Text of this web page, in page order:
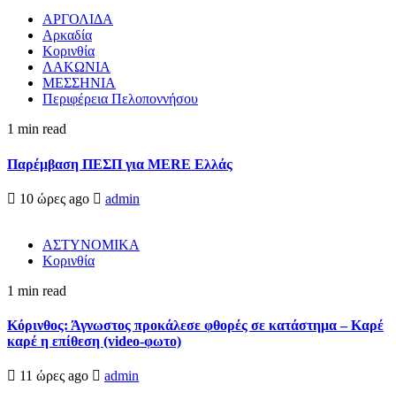
ΑΡΓΟΛΙΔΑ
Αρκαδία
Κορινθία
ΛΑΚΩΝΙΑ
ΜΕΣΣΗΝΙΑ
Περιφέρεια Πελοποννήσου
1 min read
Παρέμβαση ΠΕΣΠ για MERE Ελλάς
10 ώρες ago admin
ΑΣΤΥΝΟΜΙΚΑ
Κορινθία
1 min read
Κόρινθος: Άγνωστος προκάλεσε φθορές σε κατάστημα – Καρέ
καρέ η επίθεση (video-φωτο)
11 ώρες ago admin